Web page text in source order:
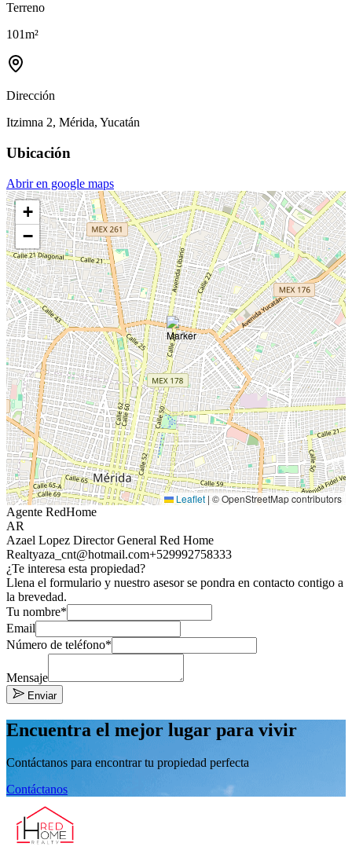
Terreno
101m²
Dirección
Itzimna 2, Mérida, Yucatán
Ubicación
Abrir en google maps
+
−
Leaflet | © OpenStreetMap contributors
Agente RedHome
AR
Azael Lopez Director General Red Home
Realtyaza_cnt@hotmail.com+529992758333
¿Te interesa esta propiedad?
Llena el formulario y nuestro asesor se pondra en contacto contigo a
la brevedad.
Tu nombre*
Email
Número de teléfono*
Mensaje
Enviar
Encuentra el mejor lugar para vivir
Contáctanos para encontrar tu propiedad perfecta
Contáctanos